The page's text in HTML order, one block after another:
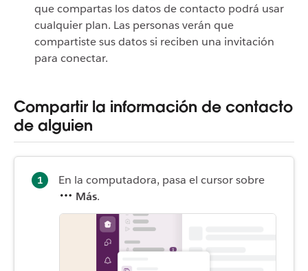
que compartas los datos de contacto podrá usar
cualquier plan. Las personas verán que
compartiste sus datos si reciben una invitación
para conectar.
Compartir la información de contacto
de alguien
En la computadora, pasa el cursor sobre
Más.